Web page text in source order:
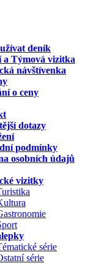
deník
a Týmová vizitka
návštívenka
o ceny
dotazy
podmínky
osobních údajů
vizitky
série
série